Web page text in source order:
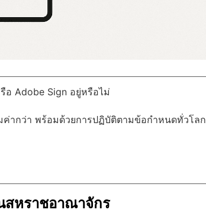
อ Adobe Sign อยู่หรือไม่
ากว่า พร้อมด้วยการปฏิบัติตามข้อกำหนดทั่วโลก
สหราชอาณาจักร